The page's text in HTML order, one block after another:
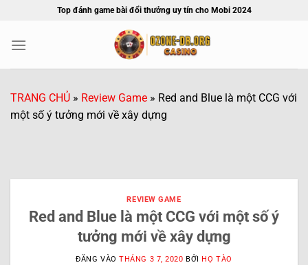
nội
Top đánh game bài đổi thưởng uy tín cho Mobi 2024
TRANG CHỦ » Review Game » Red and Blue là một CCG với
một số ý tưởng mới về xây dựng
REVIEW GAME
Red and Blue là một CCG với một số ý
tưởng mới về xây dựng
ĐĂNG VÀOTHÁNG 3 7, 2020 BỞIHỌ TÀO